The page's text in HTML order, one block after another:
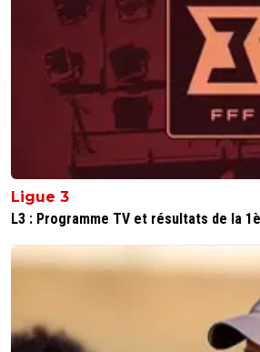
Ligue 3
L3 : Programme TV et résultats de la